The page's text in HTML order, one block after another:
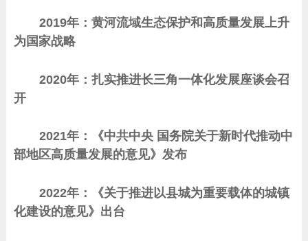
2019年：黄河流域生态保护和高质量发展上升
为国家战略
2020年：扎实推进长三角一体化发展座谈会召
开
2021年：《中共中央 国务院关于新时代推动中
部地区高质量发展的意见》发布
2022年：《关于推进以县城为重要载体的城镇
化建设的意见》出台